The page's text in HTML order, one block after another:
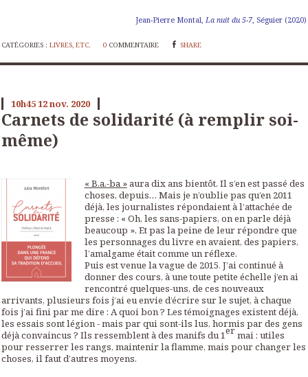
Jean-Pierre Montal, La nuit du 5-7, Séguier (2020)
CATÉGORIES : LIVRES, ETC. 0 COMMENTAIRE SHARE
10h4512nov. 2020
Carnets de solidarité (à remplir soi-
même)
« B.a.-ba »aura dix ans bientôt. Il s’en est passé des
choses, depuis… Mais je n’oublie pas qu’en 2011
déjà, les journalistes répondaient à l’attachée de
presse : « Oh, les sans-papiers, on en parle déjà
beaucoup ». Et pas la peine de leur répondre que
les personnages du livre en avaient, des papiers,
l’amalgame était comme un réflexe.
Puis est venue la vague de 2015. J’ai continué à
donner des cours, à une toute petite échelle j’en ai
rencontré quelques-uns, de ces nouveaux
arrivants, plusieurs fois j’ai eu envie d’écrire sur le sujet, à chaque
fois j’ai fini par me dire : A quoi bon ? Les témoignages existent déjà,
les essais sont légion - mais par qui sont-ils lus, hormis par des gens
déjà convaincus ? Ils ressemblent à des manifs du 1ermai : utiles
pour resserrer les rangs, maintenir la flamme, mais pour changer les
choses, il faut d’autres moyens.